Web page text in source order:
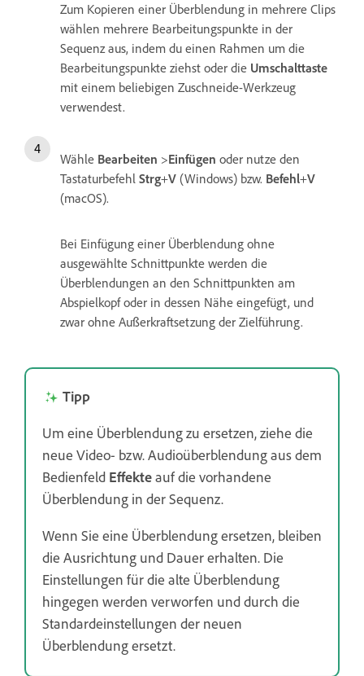
Zum Kopieren einer Überblendung in mehrere Clips
wählen mehrere Bearbeitungspunkte in der
Sequenz aus, indem du einen Rahmen um die
Bearbeitungspunkte ziehst oder die Umschalttaste
mit einem beliebigen Zuschneide-Werkzeug
verwendest.
Wähle Bearbeiten >Einfügen oder nutze den
Tastaturbefehl Strg+V (Windows) bzw. Befehl+V
(macOS).
Bei Einfügung einer Überblendung ohne
ausgewählte Schnittpunkte werden die
Überblendungen an den Schnittpunkten am
Abspielkopf oder in dessen Nähe eingefügt, und
zwar ohne Außerkraftsetzung der Zielführung.
Tipp
Um eine Überblendung zu ersetzen, ziehe die
neue Video- bzw. Audioüberblendung aus dem
Bedienfeld Effekteauf die vorhandene
Überblendung in der Sequenz.
Wenn Sie eine Überblendung ersetzen, bleiben
die Ausrichtung und Dauer erhalten. Die
Einstellungen für die alte Überblendung
hingegen werden verworfen und durch die
Standardeinstellungen der neuen
Überblendung ersetzt.